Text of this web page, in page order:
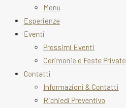
Menu
Esperienze
Eventi
Prossimi Eventi
Cerimonie e Feste Private
Contatti
Informazioni & Contatti
Richiedi Preventivo